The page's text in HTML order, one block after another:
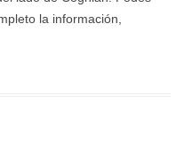
la información,